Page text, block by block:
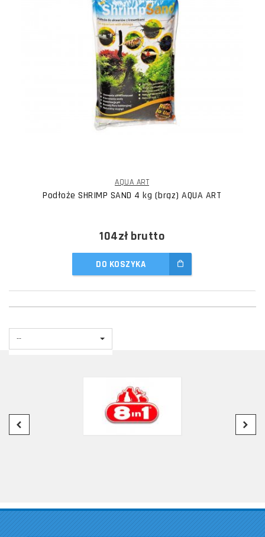
AQUA ART
Podłoże SHRIMP SAND 4 kg (brąz) AQUA ART
104złbrutto
DO KOSZYKA
--